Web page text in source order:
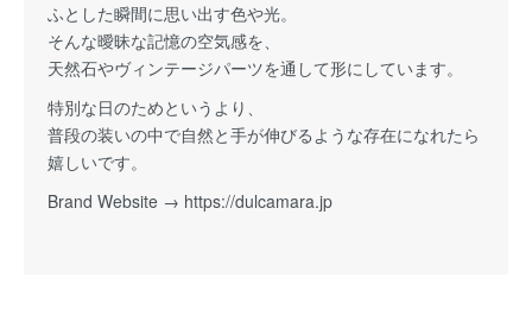
ふとした瞬間に思い出す色や光。
そんな曖昧な記憶の空気感を、
天然石やヴィンテージパーツを通して形にしています。
特別な日のためというより、
普段の装いの中で自然と手が伸びるような存在になれたら
嬉しいです。
Brand Website → https://dulcamara.jp